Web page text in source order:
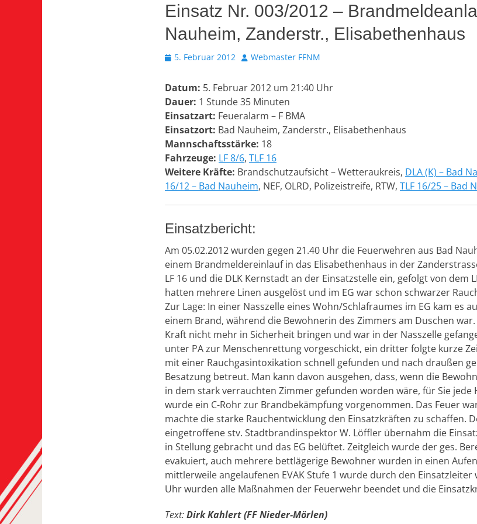
Einsatz Nr. 003/2012 –
Nauheim, Zanderstr., Elisabethenhaus
Veröffentlicht
5. Februar 2012 AutorWebmaster FFNM
Datum: 5. Februar 2012 um 21:40 Uhr
Dauer: 1 Stunde 35 Minuten
Einsatzart: Feueralarm – F BMA
Einsatzort: Bad Nauheim, Zanderstr., Elisabethenhaus
Mannschaftsstärke: 18
Fahrzeuge: LF 8/6, TLF 16
Weitere Kräfte: Brandschutzaufsicht – Wetteraukreis, DLA (K) – Bad
16/12 – Bad Nauheim, NEF, OLRD, Polizeistreife, RTW, TLF 16/25 – Bad
Einsatzbericht:
Am 05.02.2012 wurden gegen 21.40 Uhr die Feuerwehren aus Bad
einem Brandmeldereinlauf in das Elisabethenhaus in der
LF 16 und die DLK Kernstadt an der Einsatzstelle ein, gefolgt von dem
hatten mehrere Linen ausgelöst und im EG war schon schwarzer
Zur Lage: In einer Nasszelle eines Wohn/Schlafraumes im EG kam es
einem Brand, während die Bewohnerin des Zimmers am Duschen
Kraft nicht mehr in Sicherheit bringen und war in der Nasszelle
unter PA zur Menschenrettung vorgeschickt, ein dritter folgte kurze
mit einer Rauchgasintoxikation schnell gefunden und nach draußen
Besatzung betreut. Man kann davon ausgehen, dass, wenn die
in dem stark verrauchten Zimmer gefunden worden wäre, für Sie jede
wurde ein C-Rohr zur Brandbekämpfung vorgenommen. Das Feuer
machte die starke Rauchentwicklung den Einsatzkräften zu schaffen.
eingetroffene stv. Stadtbrandinspektor W. Löffler übernahm die
in Stellung gebracht und das EG belüftet. Zeitgleich wurde der ges.
evakuiert, auch mehrere bettlägerige Bewohner wurden in einen
mittlerweile angelaufenen EVAK Stufe 1 wurde durch den Einsatzleiter
Uhr wurden alle Maßnahmen der Feuerwehr beendet und die
Text:Dirk Kahlert (FF Nieder-Mörlen)